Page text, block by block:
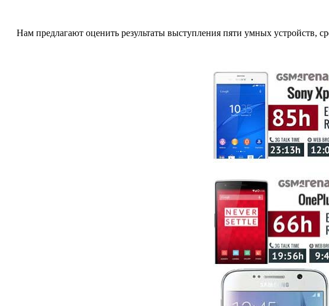
Нам предлагают оценить результаты выступления пяти умных устройств,